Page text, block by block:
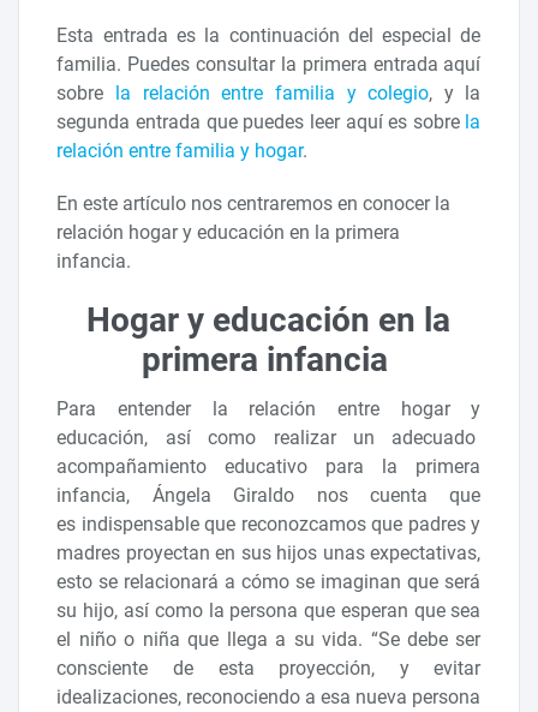
Esta entrada es la continuación del especial de
familia. Puedes consultar la primera entrada aquí
sobre la relación entre familia y colegio, y la
segunda entrada que puedes leer aquí es sobre la
relación entre familia y hogar.
En este artículo nos centraremos en conocer la
relación hogar y educación en la primera
infancia.
Hogar y educación en la
primera infancia
Para entender la relación entre hogar y
educación, así como realizar un adecuado
acompañamiento educativo para la primera
infancia, Ángela Giraldo nos cuenta que
es indispensable que reconozcamos que padres y
madres proyectan en sus hijos unas expectativas,
esto se relacionará a cómo se imaginan que será
su hijo, así como la persona que esperan que sea
el niño o niña que llega a su vida. “Se debe ser
consciente de esta proyección, y evitar
idealizaciones, reconociendo a esa nueva persona